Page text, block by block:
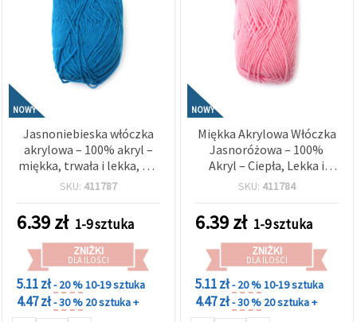
NOWY
Jasnoniebieska włóczka
akrylowa – 100% akryl –
miękka, trwała i lekka, ok.
50 g
SKU: 411787
6.39zł 1-9 sztuka
ZNIŻKI
DLA ILOŚCI
5.11 zł- 20 %10-19 sztuka
4.47 zł- 30 % 20 sztuka +
NOWY
Miękka Akrylowa Włóczka
Jasnoróżowa – 100%
Akryl – Ciepła, Lekka i
Delikatna, ok. 50 g
SKU: 411784
6.39zł 1-9 sztuka
ZNIŻKI
DLA ILOŚCI
5.11 zł- 20 %10-19 sztuka
4.47 zł- 30 % 20 sztuka +